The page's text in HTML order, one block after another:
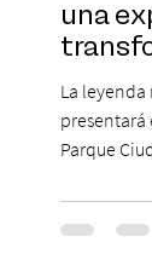
una
del
La
presentará
Parque
vivir una
cultura